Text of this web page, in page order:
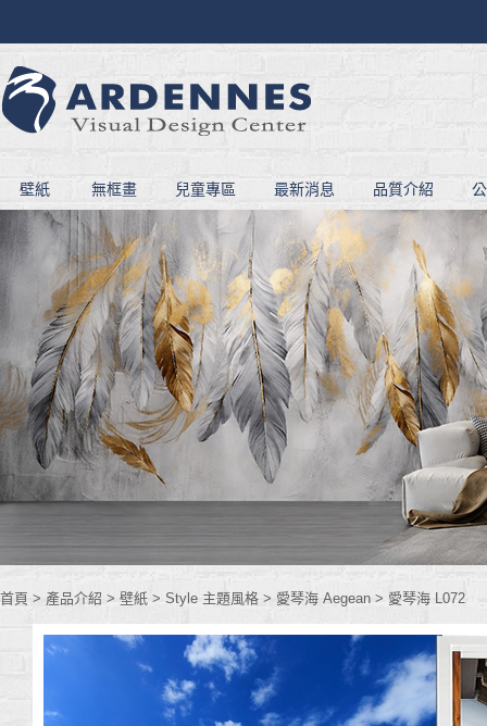
壁紙 無框畫 兒童專區 最新消息 品質介紹
首頁 > 產品介紹 > 壁紙 > Style 主題風格 > 愛琴海 Aegean > 愛琴海 L072